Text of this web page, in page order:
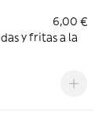
6,00 €
y fritas a la